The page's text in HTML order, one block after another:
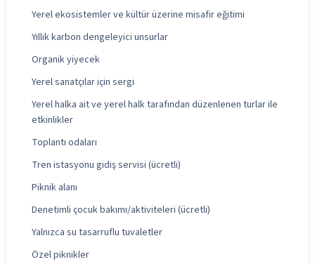
Yerel ekosistemler ve kültür üzerine misafir eğitimi
Yıllık karbon dengeleyici unsurlar
Organik yiyecek
Yerel sanatçılar için sergi
Yerel halka ait ve yerel halk tarafından düzenlenen turlar ile
etkinlikler
Toplantı odaları
Tren istasyonu gidiş servisi (ücretli)
Piknik alanı
Denetimli çocuk bakımı/aktiviteleri (ücretli)
Yalnızca su tasarruflu tuvaletler
Özel piknikler